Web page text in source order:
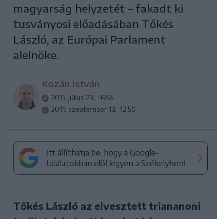
magyarság helyzetét – fakadt ki
tusványosi előadásában Tőkés
László, az Európai Parlament
alelnöke.
Kozán István
2011. július 23., 16:56
2011. szeptember 13., 12:50
Itt állíthatja be, hogy a Google-
találatokban elöl legyen a Székelyhon!
Tőkés László az elvesztett triananoni